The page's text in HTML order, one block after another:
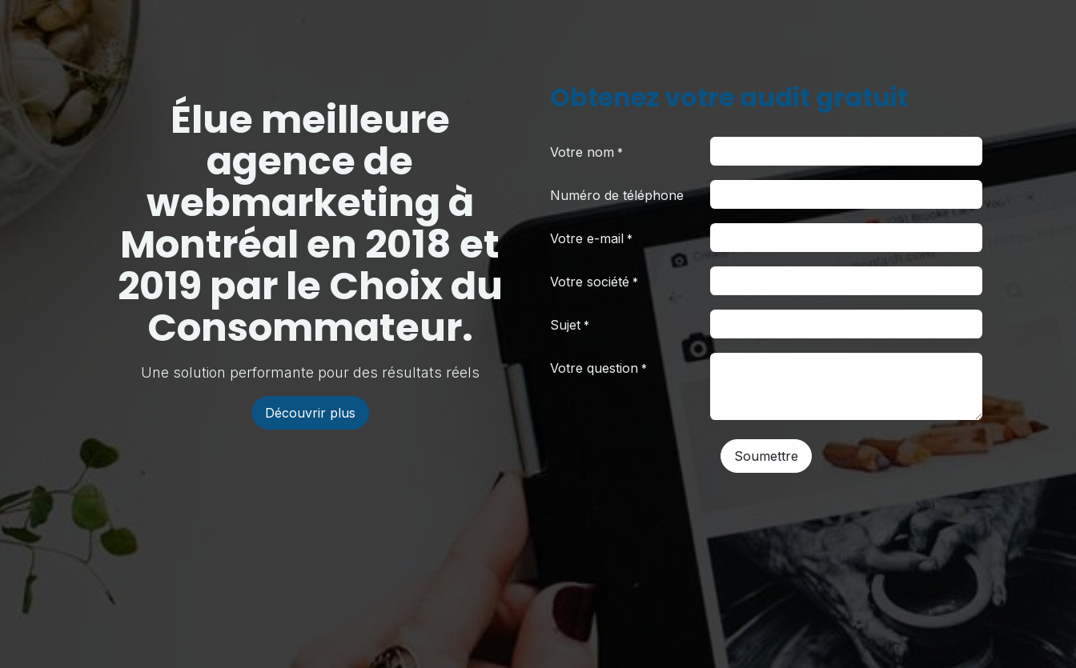
Élue meilleure
agence de
webmarketing à
Montréal en 2018 et
2019 par le Choix du
Consommateur.
Une solution performante pour des résultats réels
Découvrir plus
Obtenez votre audit gratuit
Votre nom *
Numéro de téléphone
Votre e-mail *
Votre société *
Sujet *
Votre question *
Soumettre